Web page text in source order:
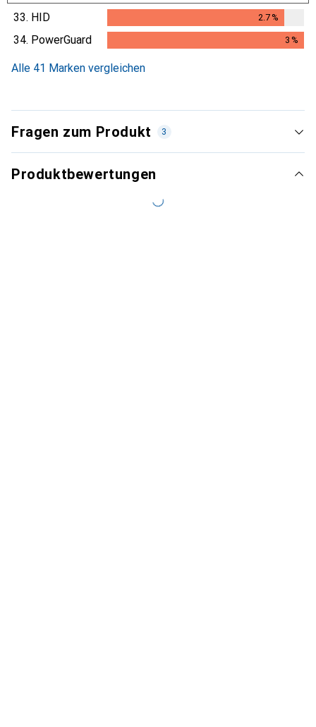
2.6%
33. HID 2.7%
2.7%
34. PowerGuard 3 %
Alle 41 Marken vergleichen
Fragen zum Produkt 3
Produktbewertungen